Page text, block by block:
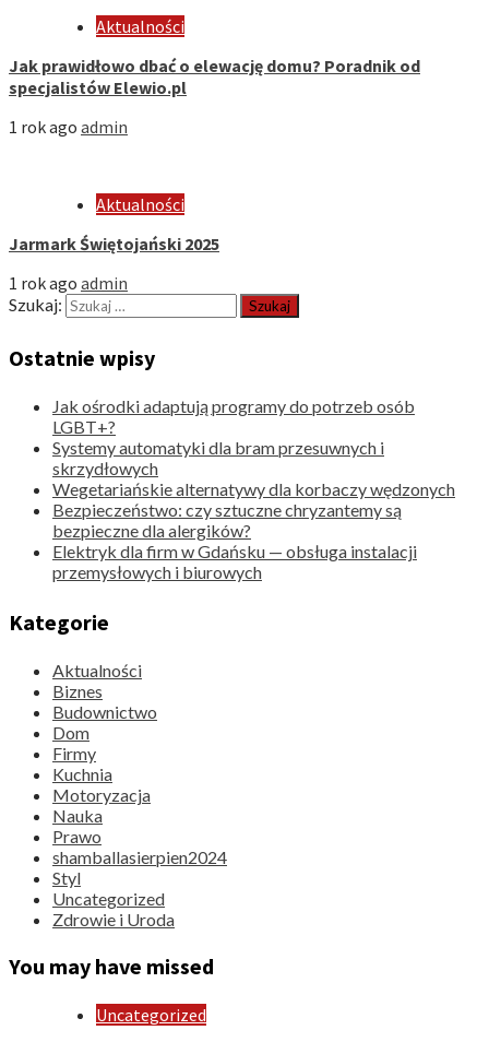
Aktualności
Jak prawidłowo dbać o elewację domu? Poradnik od
specjalistów Elewio.pl
1 rok ago admin
Aktualności
Jarmark Świętojański 2025
1 rok ago admin
Szukaj:
Ostatnie wpisy
Jak ośrodki adaptują programy do potrzeb osób
LGBT+?
Systemy automatyki dla bram przesuwnych i
skrzydłowych
Wegetariańskie alternatywy dla korbaczy wędzonych
Bezpieczeństwo: czy sztuczne chryzantemy są
bezpieczne dla alergików?
Elektryk dla firm w Gdańsku — obsługa instalacji
przemysłowych i biurowych
Kategorie
Aktualności
Biznes
Budownictwo
Dom
Firmy
Kuchnia
Motoryzacja
Nauka
Prawo
shamballasierpien2024
Styl
Uncategorized
Zdrowie i Uroda
You may have missed
Uncategorized